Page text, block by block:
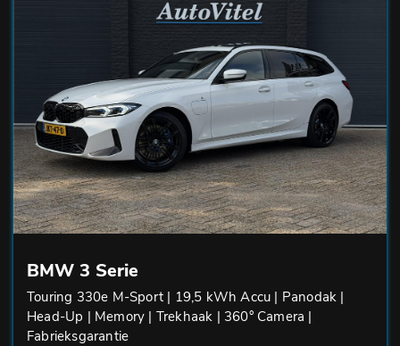
BMW 3 Serie
Touring 330e M-Sport | 19,5 kWh Accu | Panodak |
Head-Up | Memory | Trekhaak | 360° Camera |
Fabrieksgarantie